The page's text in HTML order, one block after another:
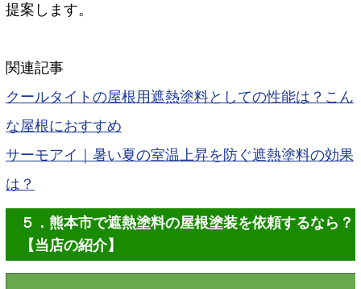
提案します。
関連記事
クールタイトの屋根用遮熱塗料としての性能は？こん
な屋根におすすめ
サーモアイ｜暑い夏の室温上昇を防ぐ遮熱塗料の効果
は？
５．熊本市で遮熱塗料の屋根塗装を依頼するなら？
【当店の紹介】